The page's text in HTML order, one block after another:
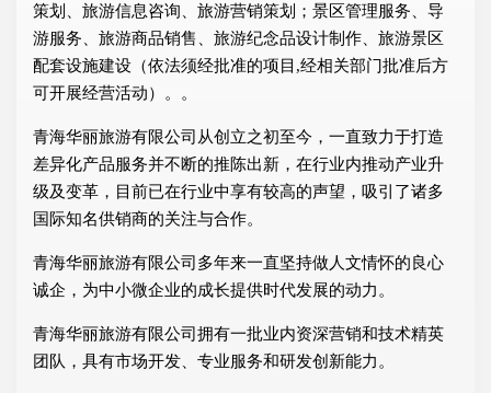
策划、旅游信息咨询、旅游营销策划；景区管理服务、导
游服务、旅游商品销售、旅游纪念品设计制作、旅游景区
配套设施建设（依法须经批准的项目,经相关部门批准后方
可开展经营活动）。。
青海华丽旅游有限公司从创立之初至今，一直致力于打造
差异化产品服务并不断的推陈出新，在行业内推动产业升
级及变革，目前已在行业中享有较高的声望，吸引了诸多
国际知名供销商的关注与合作。
青海华丽旅游有限公司多年来一直坚持做人文情怀的良心
诚企，为中小微企业的成长提供时代发展的动力。
青海华丽旅游有限公司拥有一批业内资深营销和技术精英
团队，具有市场开发、专业服务和研发创新能力。